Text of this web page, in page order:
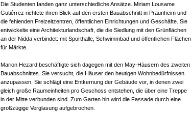
Die Studenten fanden ganz unterschiedliche Ansätze. Miriam Lousame
Gutiérrez richtete ihren Blick auf den ersten Bauabschnitt in Praunheim und
die fehlenden Freizeitzentren, öffentlichen Einrichtungen und Geschäfte. Sie
entwickelte eine Architekturlandschaft, die die Siedlung mit den Grünflächen
an der Nidda verbindet: mit Sporthalle, Schwimmbad und öffentlichen Flächen
für Märkte.
Marion Hezard beschäftigte sich dagegen mit den May-Häusern des zweiten
Bauabschnittes. Sie versucht, die Häuser den heutigen Wohnbedürfnissen
anzupassen. Sie schlägt eine Entkernung der Gebäude vor, in denen zwei
gleich große Raumeinheiten pro Geschoss entstehen, die über eine Treppe
in der Mitte verbunden sind. Zum Garten hin wird die Fassade durch eine
großzügige Verglasung aufgebrochen.